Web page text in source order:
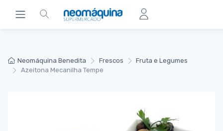
Neomáquina Benedita Frescos
Fruta e Legumes
Azeitona Mecanilha Tempe